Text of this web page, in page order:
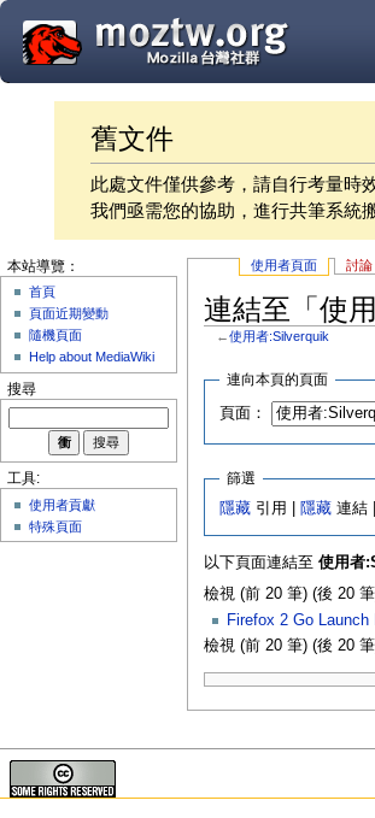
舊文件
此處文件僅供參考，請自行考量時
我們亟需您的協助，進行共筆系統
使用者頁面 討論
連結至「使
←使用者:Silverquik
連向本頁的頁面
頁面：
篩選
隱藏 引用 | 隱藏 連結
以下頁面連結至 使用者
檢視 (前 20 筆) (後 20
Firefox 2 Go Launch
檢視 (前 20 筆) (後 20
本站導覽：
首頁
頁面近期變動
隨機頁面
Help about MediaWiki
搜尋
工具:
使用者貢獻
特殊頁面